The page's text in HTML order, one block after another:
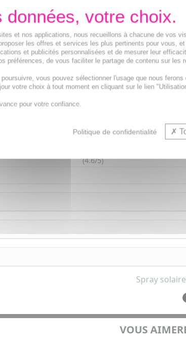
Anthelios
Corps
AVÈNE Spray solaire 100%
invisible SPF50+ flacon de
200ml
AVENE
testé
éco-
Haute protection apaisante à
l'eau thermale sans aucune
trace blanche
les
cancers
12,59€ au lieu de
(4.6/5)
Spray
VOUS
et nos applications, nous recueillons à chacune de vos
les offres et services les plus pertinents pour vous,
et publicités personnalisées et de mesurer leur
préférences, de vous faciliter le partage de contenu sur les
vous pouvez sélectionner l'usage que nous
votre choix à tout moment en cliquant sur le lien
pour votre confiance.
Politique de confidentialité